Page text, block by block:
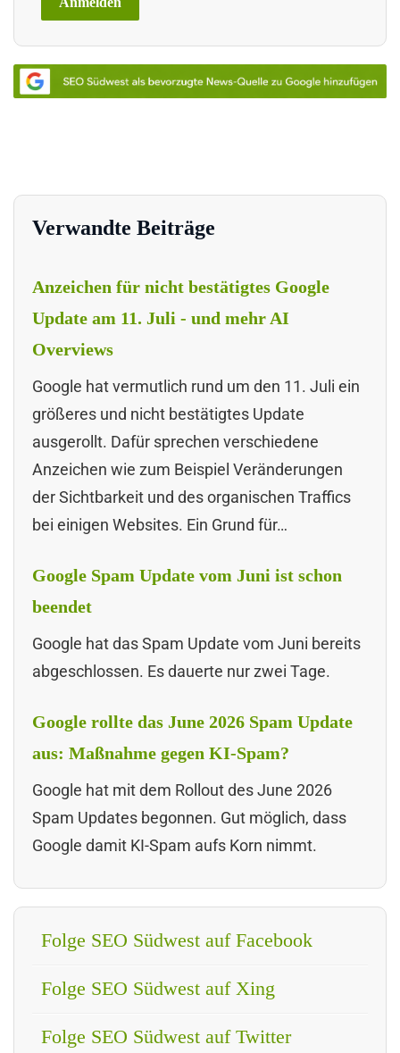
Verwandte Beiträge
Anzeichen für nicht bestätigtes Google
Update am 11. Juli - und mehr AI
Overviews
Google hat vermutlich rund um den 11. Juli ein
größeres und nicht bestätigtes Update
ausgerollt. Dafür sprechen verschiedene
Anzeichen wie zum Beispiel Veränderungen
der Sichtbarkeit und des organischen Traffics
bei einigen Websites. Ein Grund für…
Google Spam Update vom Juni ist schon
beendet
Google hat das Spam Update vom Juni bereits
abgeschlossen. Es dauerte nur zwei Tage.
Google rollte das June 2026 Spam Update
aus: Maßnahme gegen KI-Spam?
Google hat mit dem Rollout des June 2026
Spam Updates begonnen. Gut möglich, dass
Google damit KI-Spam aufs Korn nimmt.
Folge SEO Südwest auf Facebook
Folge SEO Südwest auf Xing
Folge SEO Südwest auf Twitter